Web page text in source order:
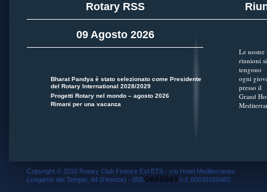
Rotary RSS
09 Agosto 2026
Bharat Pandya è stato selezionato come Presidente
del Rotary International 2028/2029
Progetti Rotary nel mondo – agosto 2026
Rimani per una vacanza
Le nostre
riunioni si
tengono
ogni
presso il
Grand
Copyright © 2010 Rotary Club Firenze Est ETS - c/o Hotel Mediterraneo
Lungarno del Tempio, 44 (Firenze) - 055. 0665049 c.f. 80035150483